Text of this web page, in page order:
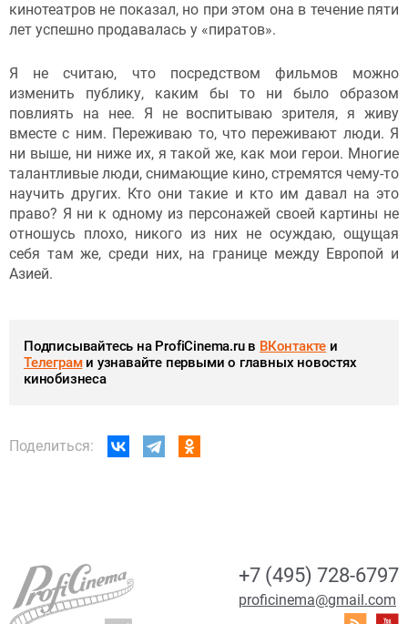
кинотеатров не показал, но при этом она в течение пяти
лет успешно продавалась у «пиратов».
Я не считаю, что посредством фильмов можно
изменить публику, каким бы то ни было образом
повлиять на нее. Я не воспитываю зрителя, я живу
вместе с ним. Переживаю то, что переживают люди. Я
ни выше, ни ниже их, я такой же, как мои герои. Многие
талантливые люди, снимающие кино, стремятся чему-то
научить других. Кто они такие и кто им давал на это
право? Я ни к одному из персонажей своей картины не
отношусь плохо, никого из них не осуждаю, ощущая
себя там же, среди них, на границе между Европой и
Азией.
Подписывайтесь на ProfiCinema.ru в ВКонтакте и
Телеграми узнавайте первыми о главных новостях
кинобизнеса
Поделиться:
+7 (495) 728-6797
proficinema@gmail.com